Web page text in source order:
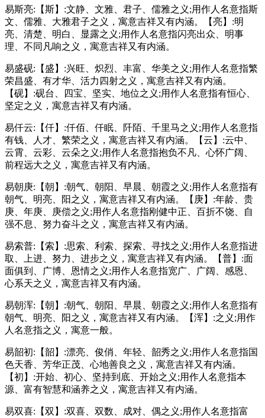
易斯亮:【斯】:文静、文雅、君子、儒雅之义;用作人名意指斯
文、儒雅、大雅君子之义，寓意吉祥又有内涵。【亮】:明
亮、清楚、明白、显露之义;用作人名意指闪亮出众、明事
理、不同凡响之义，寓意吉祥又有内涵。
易盛砚:【盛】:兴旺、炽烈、丰富、华美之义;用作人名意指繁
荣昌盛、有才华、活力四射之义，寓意吉祥又有内涵。
【砚】:砚台、四宝、坚实、地位之义;用作人名意指有恒心、
坚定之义，寓意吉祥又有内涵。
易仟云:【仟】:仟佰、仟眠、阡陌、千里马之义;用作人名意指
有钱、人才、繁荣之义，寓意吉祥又有内涵。【云】:云中、
云霄、云彩、云朵之义;用作人名意指抱负不凡、心怀广阔、
前程远大之义，寓意吉祥又有内涵。
易朝庚:【朝】:朝气、朝阳、早晨、朝霞之义;用作人名意指有
朝气、明亮、阳之义，寓意吉祥又有内涵。【庚】:年龄、贵
庚、年庚、庚偿之义;用作人名意指刚健中正、百折不饶、自
强不息、努力奋斗之义，寓意吉祥又有内涵。
易索普:【索】:思索、利索、探索、寻找之义;用作人名意指进
取、上进、努力、进步之义，寓意吉祥又有内涵。【普】:面
面俱到、广博、恩情之义;用作人名意指宽广、广阔、感恩、
心系天之义，寓意吉祥又有内涵。
易朝浑:【朝】:朝气、朝阳、早晨、朝霞之义;用作人名意指有
朝气、明亮、阳之义，寓意吉祥又有内涵。【浑】:之义;用作
人名意指之义，寓意一般。
易韶初:【韶】:漂亮、俊俏、年轻、韶秀之义;用作人名意指国
色天香、芳华正茂、心地善良之义，寓意吉祥又有内涵。
【初】:开始、初心、坚持到底、开始之义;用作人名意指本
源、富有智慧和涵养之义，寓意吉祥又有内涵。
易双喜:【双】:双喜、双数、成对、偶之义;用作人名意指富